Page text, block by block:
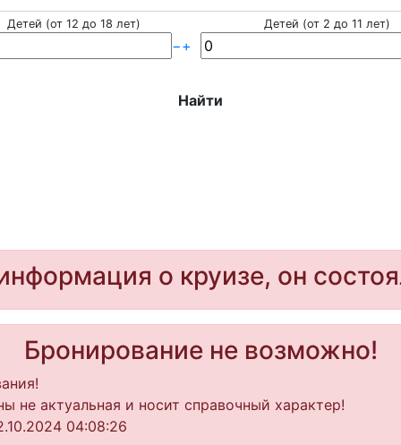
Детей (от 12 до 18 лет)
−+
Детей (от 2 до 11 лет)
Найти
о круизе, он
Бронирование не возможно!
не актуальная и носит справочный характер!
04:08:26